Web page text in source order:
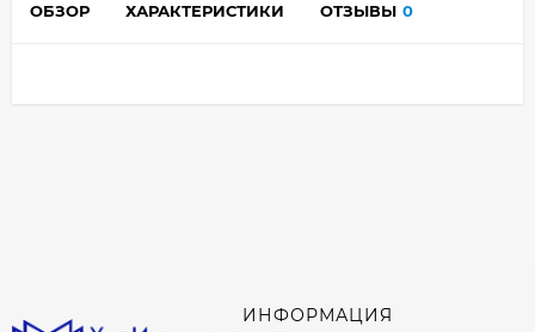
ОБЗОР ХАРАКТЕРИСТИКИ ОТЗЫВЫ 0
ИНФОРМАЦИЯ